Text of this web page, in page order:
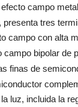
campo
presenta tres
campo con alta
bipolar de
finas de
luz, incluida la